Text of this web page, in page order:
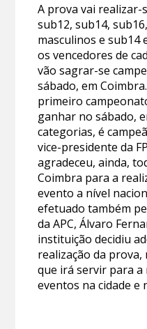
A prova vai realizar-
sub12, sub14,
masculinos e sub14
os vencedores de
vão sagrar-se
sábado, em
primeiro
ganhar no sábado,
categorias, é
vice-presidente da
agradeceu, ainda,
Coimbra para a
evento a nível
efetuado também
da APC, Álvaro
instituição decidiu
realização da
que irá servir para
eventos na cidade e